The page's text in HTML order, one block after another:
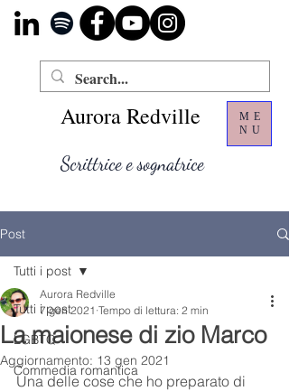
ME
NU
Scrittrice e sognatrice
Aurora Redville
Post
Tutti i post
LGBTQ
Commedia romantica
Tutti i post
La maionese di zio Marco
Aurora Redville
7 gen 2021 Tempo di lettura: 2 min
Aggiornamento: 13 gen 2021
Una delle cose che ho preparato di